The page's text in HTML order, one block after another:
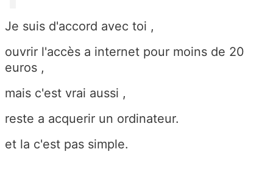
Je suis d'accord avec toi ,
ouvrir l'accès a internet pour moins de 20
euros ,
mais c'est vrai aussi ,
reste a acquerir un ordinateur.
et la c'est pas simple.